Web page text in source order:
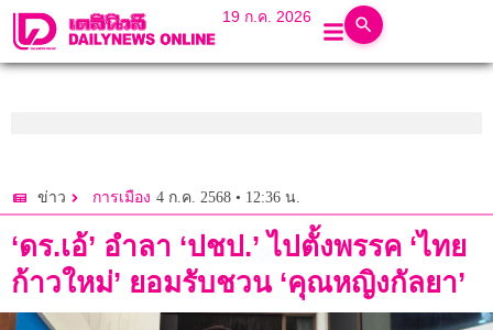
19 ก.ค. 2026
ข่าว การเมือง 4 ก.ค. 2568 • 12:36 น.
‘ดร.เอ้’ อำลา ‘ปชป.’ ไปตั้งพรรค ‘ไทย
ก้าวใหม่’ ยอมรับชวน ‘คุณหญิงกัลยา’